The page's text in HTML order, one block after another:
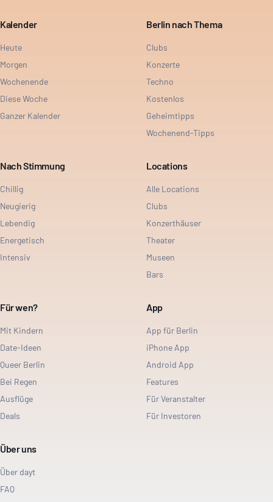
Kalender
Heute
Morgen
Wochenende
Diese Woche
Ganzer Kalender
Berlin nach Thema
Clubs
Konzerte
Techno
Kostenlos
Geheimtipps
Wochenend-Tipps
Nach Stimmung
Chillig
Neugierig
Lebendig
Energetisch
Intensiv
Locations
Alle Locations
Clubs
Konzerthäuser
Theater
Museen
Bars
Für wen?
Mit Kindern
Date-Ideen
Queer Berlin
Bei Regen
Ausflüge
Deals
App
App für Berlin
iPhone App
Android App
Features
Für Veranstalter
Für Investoren
Über uns
Über dayt
FAQ